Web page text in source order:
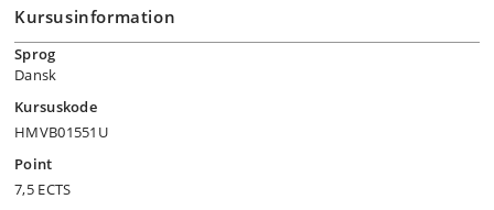
Kursusinformation
Sprog
Dansk
Kursuskode
HMVB01551U
Point
7,5 ECTS